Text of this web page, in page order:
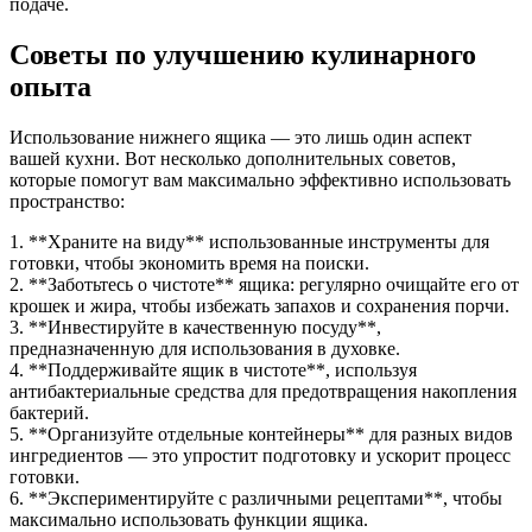
подаче.
Советы по улучшению кулинарного
опыта
Использование нижнего ящика — это лишь один аспект
вашей кухни. Вот несколько дополнительных советов,
которые помогут вам максимально эффективно использовать
пространство:
1. **Храните на виду** использованные инструменты для
готовки, чтобы экономить время на поиски.
2. **Заботьтесь о чистоте** ящика: регулярно очищайте его от
крошек и жира, чтобы избежать запахов и сохранения порчи.
3. **Инвестируйте в качественную посуду**,
предназначенную для использования в духовке.
4. **Поддерживайте ящик в чистоте**, используя
антибактериальные средства для предотвращения накопления
бактерий.
5. **Организуйте отдельные контейнеры** для разных видов
ингредиентов — это упростит подготовку и ускорит процесс
готовки.
6. **Экспериментируйте с различными рецептами**, чтобы
максимально использовать функции ящика.